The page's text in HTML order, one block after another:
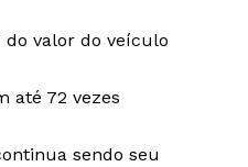
do valor do veículo
até 72 vezes
sendo seu